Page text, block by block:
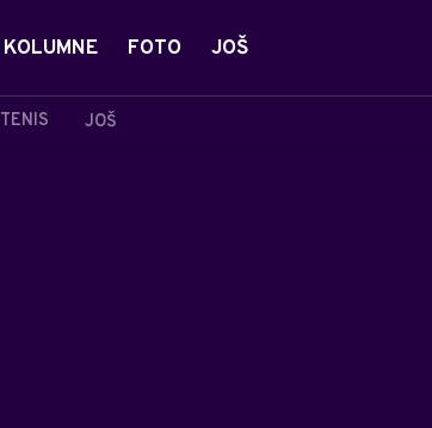
TENIS JOŠ
KOLUMNE FOTO JOŠ